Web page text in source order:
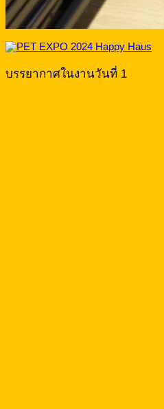
บรรยากาศในงานวันที่ 1